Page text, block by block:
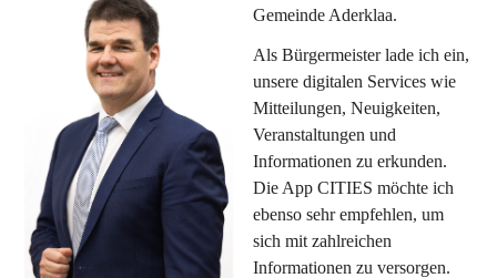
Gemeinde Aderklaa.
Als Bürgermeister lade ich ein,
unsere digitalen Services wie
Mitteilungen, Neuigkeiten,
Veranstaltungen und
Informationen zu erkunden.
Die App CITIES möchte ich
ebenso sehr empfehlen, um
sich mit zahlreichen
Informationen zu versorgen.